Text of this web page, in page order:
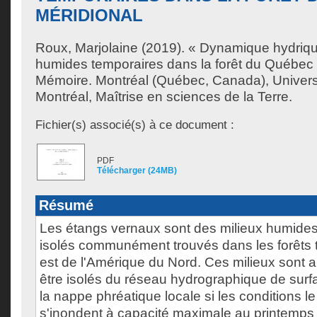
MÉRIDIONAL
Roux, Marjolaine (2019). « Dynamique
humides temporaires dans la forêt du
Mémoire. Montréal (Québec, Canada),
Montréal, Maîtrise en sciences de la Terre.
Fichier(s) associé(s) à ce document :
PDF
Télécharger (24MB)
Résumé
Les étangs vernaux sont des milieux
isolés communément trouvés dans les forêts
est de l'Amérique du Nord. Ces milieux sont
être isolés du réseau hydrographique de
la nappe phréatique locale si les conditions
s'inondent à capacité maximale au